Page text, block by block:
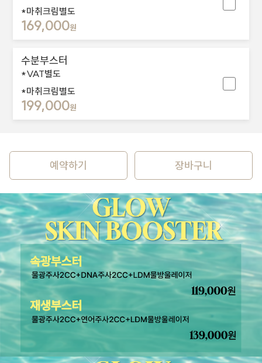
*마취크림별도
169,000원
수분부스터
*VAT별도
*마취크림별도
199,000원
예약하기 장바구니